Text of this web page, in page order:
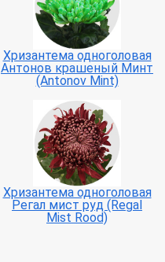
Хризантема одноголовая
Антонов крашеный Минт
(Antonov Mint)
Хризантема одноголовая
Регал мист руд (Regal
Mist Rood)